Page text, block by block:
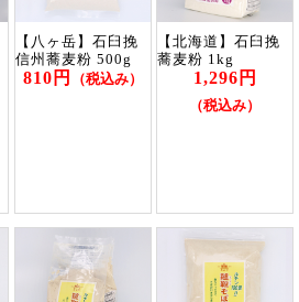
【八ヶ岳】石臼挽
信州蕎麦粉 500g
810円 （税込み）
【北海道】石臼挽
蕎麦粉 1kg
1,296円
（税込み）